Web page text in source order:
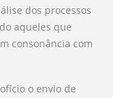
dos processos
aqueles que
consonância com
o envio de